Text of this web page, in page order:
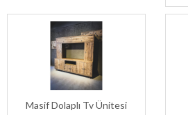
Masif Dolaplı Tv Ünitesi